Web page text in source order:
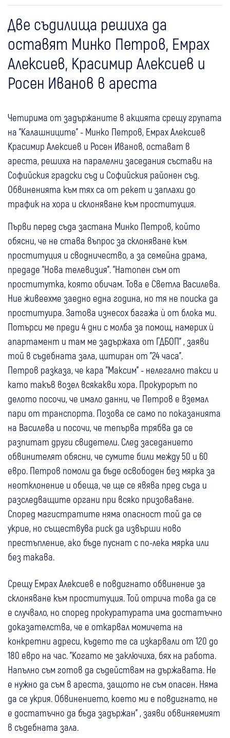
Две съдилища решиха да
оставят Минко Петров, Емрах
Алексиев, Красимир Алексиев и
Росен Иванов в ареста
Четирима от задържаните в акцията срещу групата
на "Калашниците" - Минко Петров, Емрах Алексиев
Красимир Алексиев и Росен Иванов, остават в
ареста, решиха на паралелни заседания състави на
Софийския градски съд и Софийския районен съд.
Обвиненията към тях са от рекет и заплахи до
трафик на хора и склоняване към проституция.
Първи перед съда застана Минко Петров, който
обясни, че не става въпрос за склоняване към
проституция и сводничество, а за семейна драма,
предаде "Нова телевизия". "Натопен съм от
проститутка, която обичам. Това е Светла Василева.
Ние живеехме заедно една година, но тя не поиска да
проституира. Затова изнесох багажа ѝ от блока ми.
Потърси ме преди 4 дни с молба за помощ, намерих ѝ
апартамент и там ме задържаха от ГДБОП" , заяви
той в съдебната зала, цитиран от "24 часа".
Петров разказа, че кара "Максим" - нелегално такси и
като такъв возел всякакви хора. Прокурорът по
делото посочи, че имало данни, че Петров е вземал
пари от транспорта. Позова се само по показанията
на Василева и посочи, че тепърва трябва да се
разпитат други свидетели. След заседанието
обвинителят обясни, че сумите били между 50 и 60
евро. Петров помоли да бъде освободен без мярка за
неотклонение и обеща, че ще се явява пред съда и
разследващите органи при всяко призоваване.
Според магистратите няма опасност той да се
укрие, но съществува риск да извърши ново
престъпление, ако бъде пуснат с по-лека мярка или
без такава.
Срещу Емрах Алексиев е повдигнато обвинение за
склоняване към проституция. Той отрича това да се
е случвало, но според прокуратурата има достатъчно
доказателства, че е откарвал момичета на
конкретни адреси, където те са изкарвали от 120 до
180 евро на час. "Когато ме заключиха, бях на работа.
Напълно съм готов да съдействам на държавата. Не
е нужно да съм в ареста, защото не съм опасен. Няма
да се укрия. Обвинението, което ми е повдигнато, не
е достатъчно да бъда задържан" , заяви обвиняемият
в съдебната зала.